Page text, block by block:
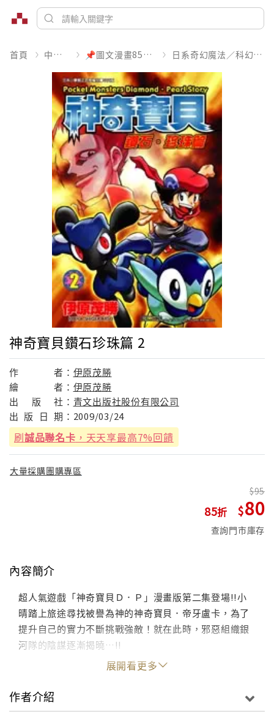
首頁 中文書 📌圖文漫畫85折起 日系奇幻魔法／科幻冒險
神奇寶貝鑽石珍珠篇 2
作 者： 伊原茂勝
繪
者： 伊原茂勝
出
版 社： 青文出版社股份有限公司
出 版 日 期： 2009/03/24
刷誠品聯名卡 ，天天享最高7%回饋
大量採購團購專區
85
95
80
查詢門市庫存
內容簡介
超人氣遊戲「神奇寶貝Ｄ．Ｐ」漫畫版第二集登場!!小
晴踏上旅途尋找被譽為神的神奇寶貝．帝牙盧卡，為了
提升自己的實力不斷挑戰強敵！就在此時，邪惡組織銀
河隊的陰謀逐漸揭曉…!!
展開看更多
作者介紹